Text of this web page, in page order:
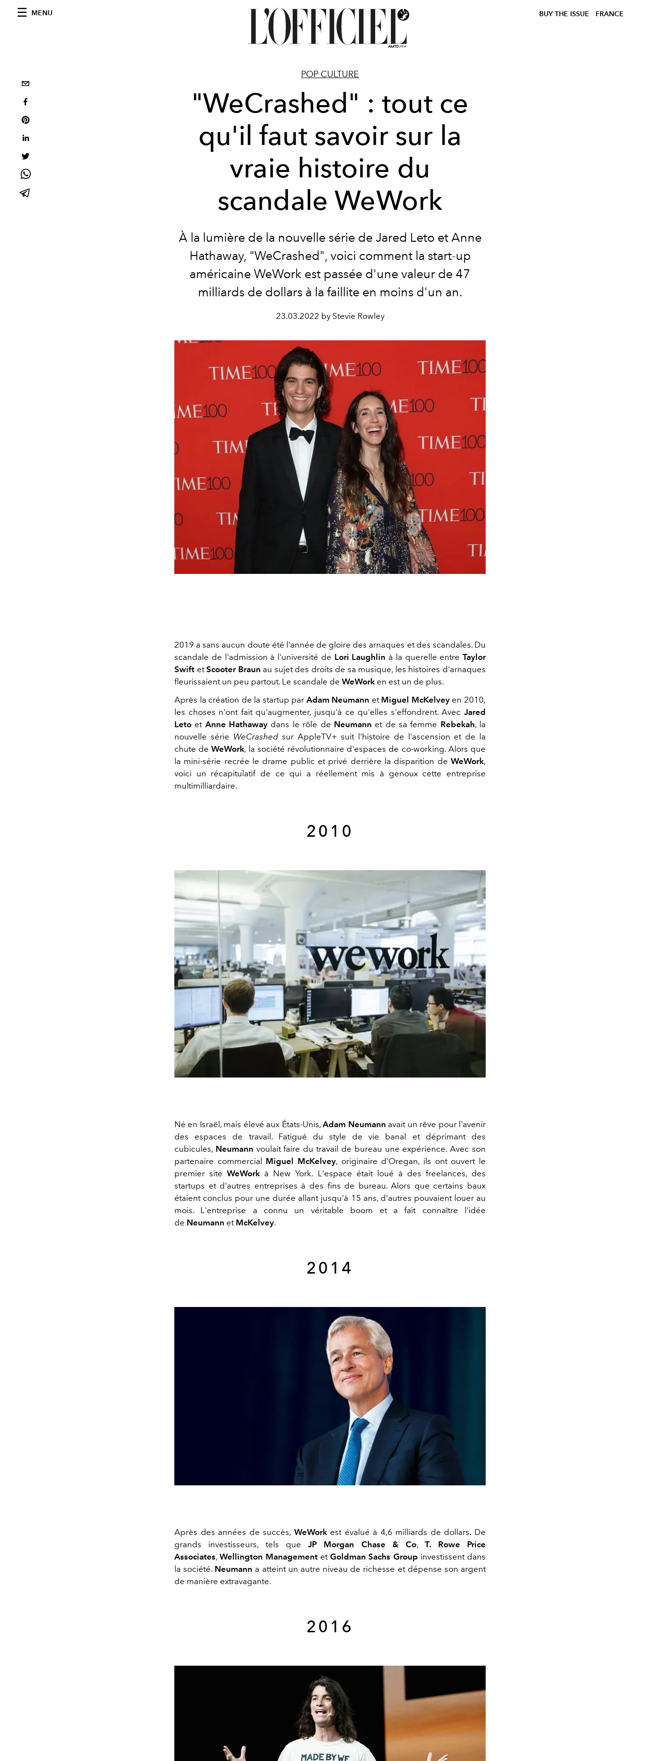
MENU BUY THE ISSUE FRANCE
POP CULTURE
"WeCrashed" : tout ce
qu'il faut savoir sur la
vraie histoire du
scandale WeWork
À la lumière de la nouvelle série de Jared Leto et Anne
Hathaway, "WeCrashed", voici comment la start-up
américaine WeWork est passée d'une valeur de 47
milliards de dollars à la faillite en moins d'un an.
23.03.2022 by Stevie Rowley
2019 a sans aucun doute été l'année de gloire des arnaques et des scandales. Du
scandale de l'admission à l'université de Lori Laughlin à la querelle entre Taylor
Swift etScooter Braun au sujet des droits de sa musique, les histoires d'arnaques
fleurissaient un peu partout. Le scandale de WeWork en est un de plus.
Après la création de la startup par Adam Neumann et Miguel McKelveyen 2010,
les choses n'ont fait qu'augmenter, jusqu'à ce qu'elles s'effondrent. Avec Jared
Leto et Anne Hathaway dans le rôle de Neumann et de sa femme Rebekah, la
nouvelle série WeCrashedsur AppleTV+ suit l'histoire de l'ascension et de la
chute deWeWork, la société révolutionnaire d'espaces de co-working. Alors que
la mini-série recrée le drame public et privé derrière la disparition de WeWork,
voici un récapitulatif de ce qui a réellement mis à genoux cette entreprise
multimilliardaire.
2010
Né en Israël, mais élevé aux États-Unis, Adam Neumann avait un rêve pour l'avenir
des espaces de travail. Fatigué du style de vie banal et déprimant des
cubicules, Neumann voulait faire du travail de bureau une expérience. Avec son
partenaire commercial Miguel McKelvey, originaire d'Oregan, ils ont ouvert le
premier site WeWork à New York. L'espace était loué à des freelances, des
startups et d'autres entreprises à des fins de bureau. Alors que certains baux
étaient conclus pour une durée allant jusqu'à 15 ans, d'autres pouvaient louer au
mois. L'entreprise a connu un véritable boom et a fait connaître l'idée
de Neumann et McKelvey.
2014
Après des années de succès, WeWorkest évalué à 4,6 milliards de dollars. De
grands investisseurs, tels queJP Morgan Chase & Co,T. Rowe Price
Associates,Wellington Managementet Goldman Sachs Group investissent dans
la société. Neumann a atteint un autre niveau de richesse et dépense son argent
de manière extravagante.
2016